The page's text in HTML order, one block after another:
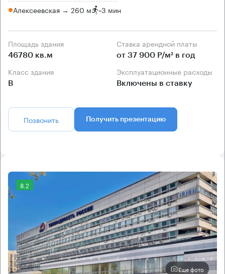
Алексеевская → 260 м ~3 мин
Площадь здания
46780 кв.м
Ставка арендной платы
от 37 900 Р/м² в год
Класс здания
B
Эксплуатационные расходы
Включены в ставку
Позвонить Получить презентацию
8.2
Еще фото